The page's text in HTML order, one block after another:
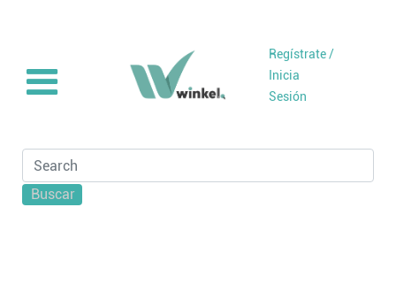
Regístrate /
Inicia
Sesión
Buscar